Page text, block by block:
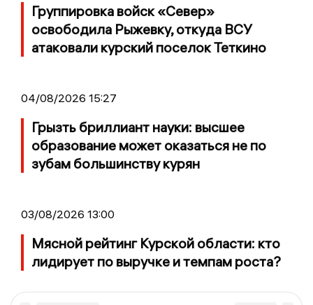
Группировка войск «Север»
освободила Рыжевку, откуда ВСУ
атаковали курский поселок Теткино
04/08/2026 15:27
Грызть бриллиант науки: высшее
образование может оказаться не по
зубам большинству курян
03/08/2026 13:00
Мясной рейтинг Курской области: кто
лидирует по выручке и темпам роста?